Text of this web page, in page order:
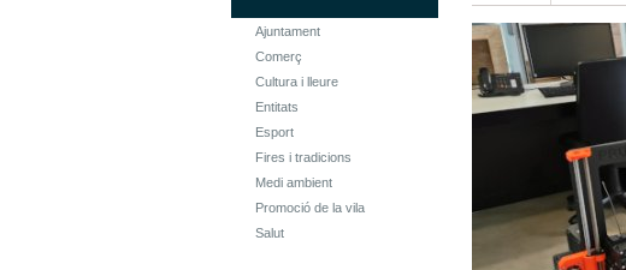
Ajuntament
Comerç
Cultura i lleure
Entitats
Esport
Fires i tradicions
Medi ambient
Promoció de la vila
Salut